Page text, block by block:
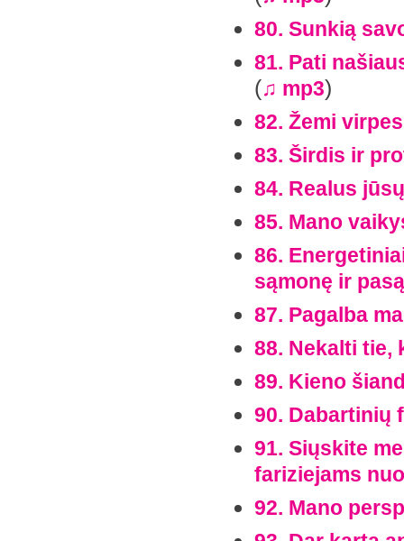
80. Sunkią
81. Pati
(♫ mp3)
82. Žemi
83. Širdis ir
84. Realus
85. Mano
86.
sąmonę ir
87. Pagalba
88. Nekalti tie,
89. Kieno
90. Dabartinių
91. Siųskite
fariziejams
92. Mano